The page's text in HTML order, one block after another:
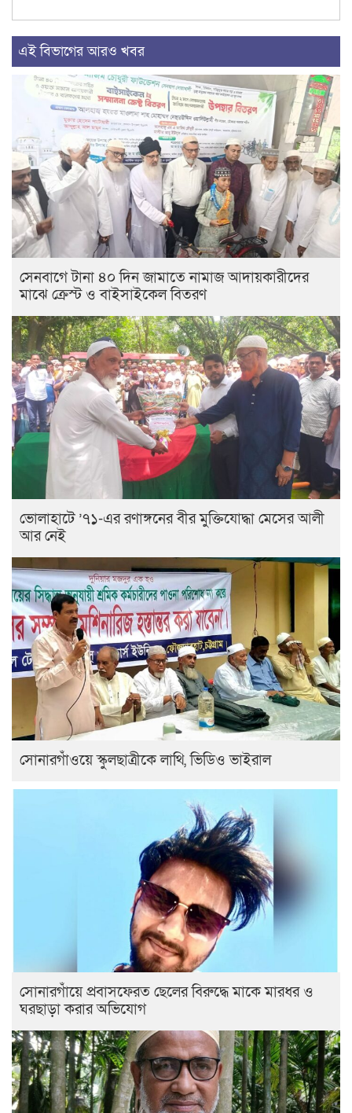
এই বিভাগের আরও খবর
সেনবাগে টানা ৪০ দিন জামাতে নামাজ আদায়কারীদের
মাঝে ক্রেস্ট ও বাইসাইকেল বিতরণ
ভোলাহাটে ’৭১-এর রণাঙ্গনের বীর মুক্তিযোদ্ধা মেসের আলী
আর নেই
সোনারগাঁওয়ে স্কুলছাত্রীকে লাথি, ভিডিও ভাইরাল
সোনারগাঁয়ে প্রবাসফেরত ছেলের বিরুদ্ধে মাকে মারধর ও
ঘরছাড়া করার অভিযোগ